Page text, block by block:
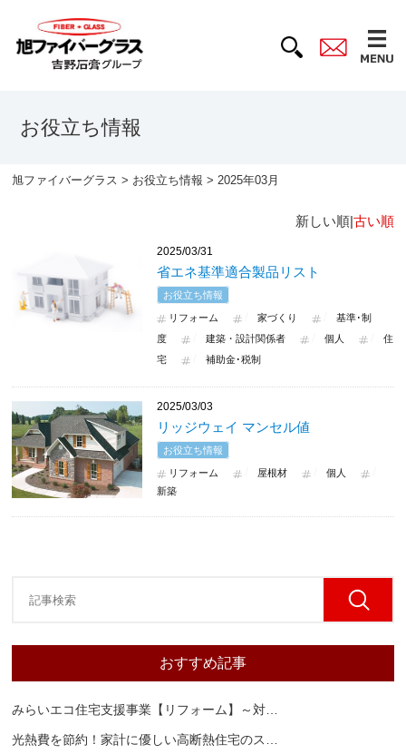
お役立ち情報
旭ファイバーグラス > お役立ち情報 > 2025年03月
新しい順|古い順
2025/03/31
省エネ基準適合製品リスト
お役立ち情報
リフォーム 家づくり
基準･制
度
建築・設計関係者 個人
住
宅
補助金･税制
2025/03/03
リッジウェイ マンセル値
お役立ち情報
リフォーム 屋根材
個人
新築
おすすめ記事
みらいエコ住宅支援事業【リフォーム】～対
光熱費を節約！家計に優しい高断熱住宅のス